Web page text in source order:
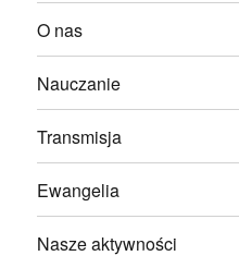
O nas
Nauczanie
Transmisja
Ewangelia
Nasze aktywności